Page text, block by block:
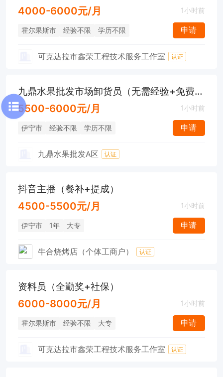
4000-6000元/月 1小时前
霍尔果斯市 经验不限 学历不限 申请
可克达拉市鑫荣工程技术服务工作室 认证
九鼎水果批发市场卸货员（无需经验+免费培训）
5500-6000元/月 1小时前
伊宁市 经验不限 学历不限 申请
九鼎水果批发A区 认证
抖音主播（餐补+提成）
4500-5500元/月 1小时前
伊宁市 1年 大专 申请
牛合烧烤店（个体工商户） 认证
资料员（全勤奖+社保）
6000-8000元/月 1小时前
霍尔果斯市 经验不限 大专 申请
可克达拉市鑫荣工程技术服务工作室 认证